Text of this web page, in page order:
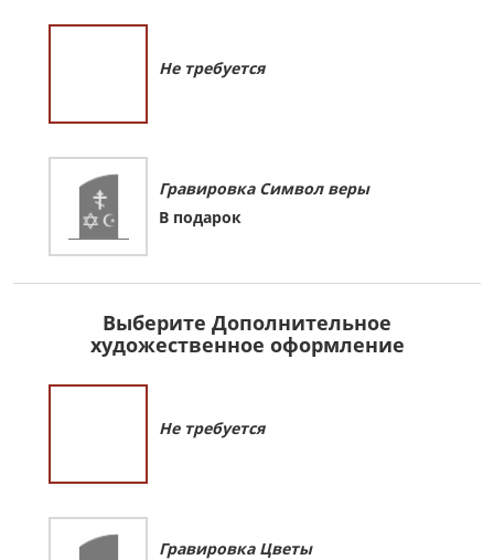
Не требуется
Гравировка Символ веры
В подарок
Выберите Дополнительное
художественное оформление
Не требуется
Гравировка Цветы